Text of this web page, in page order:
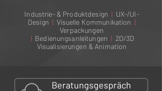
Industrie- & Produktdesign | UX-/UI-
Design | Visuelle Kommunikation |
Verpackungen
| Bedienungsanleitungen | 2D/3D
Visualisierungen & Animation
Beratungsgespräch